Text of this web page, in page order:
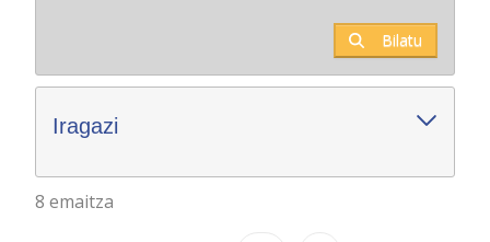
Bilatu
Iragazi
8 emaitza